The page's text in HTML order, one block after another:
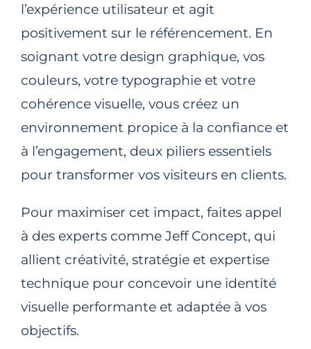
l’expérience utilisateur et agit
positivement sur le référencement. En
soignant votre design graphique, vos
couleurs, votre typographie et votre
cohérence visuelle, vous créez un
environnement propice à la confiance et
à l’engagement, deux piliers essentiels
pour transformer vos visiteurs en clients.
Pour maximiser cet impact, faites appel
à des experts comme Jeff Concept, qui
allient créativité, stratégie et expertise
technique pour concevoir une identité
visuelle performante et adaptée à vos
objectifs.